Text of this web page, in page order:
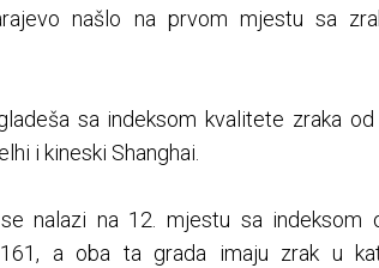
našlo na prvom mjestu sa
sa indeksom kvalitete zraka
i kineski Shanghai.
nalazi na 12. mjestu sa indeksom
a oba ta grada imaju zrak u